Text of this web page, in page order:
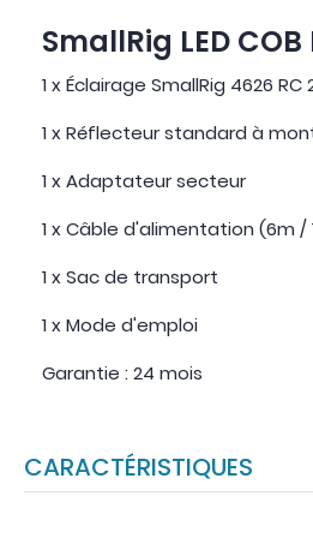
SmallRig LED COB
1 x Éclairage SmallRig 4626
1 x Réflecteur standard à
1 x Adaptateur secteur
1 x Câble d'alimentation (6m /
1 x Sac de transport
1 x Mode d'emploi
Garantie : 24 mois
CARACTÉRISTIQUES